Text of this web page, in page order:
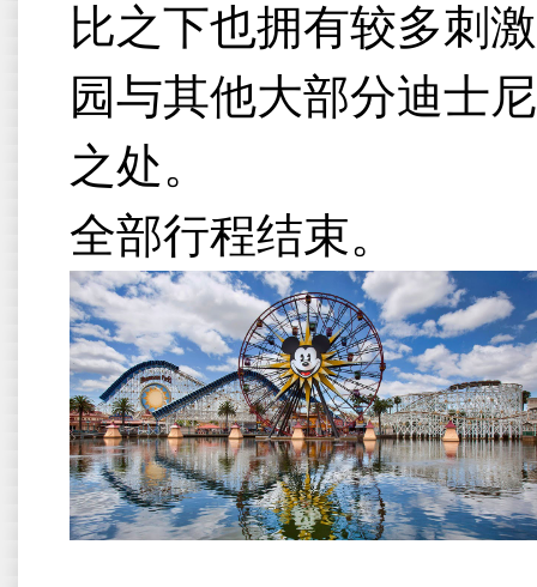
比之下也拥有较多刺
园与其他大部分迪士
之处。
全部行程结束。